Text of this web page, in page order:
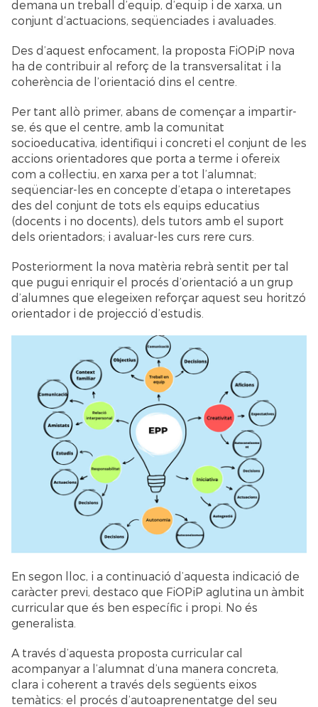
demana un treball d’equip, d’equip i de xarxa, un
conjunt d’actuacions, seqüenciades i avaluades.
Des d’aquest enfocament, la proposta FiOPiP nova
ha de contribuir al reforç de la transversalitat i la
coherència de l’orientació dins el centre.
Per tant allò primer, abans de començar a impartir-
se, és que el centre, amb la comunitat
socioeducativa, identifiqui i concreti el conjunt de les
accions orientadores que porta a terme i ofereix
com a col·lectiu, en xarxa per a tot l’alumnat;
seqüenciar-les en concepte d’etapa o interetapes
des del conjunt de tots els equips educatius
(docents i no docents), dels tutors amb el suport
dels orientadors; i avaluar-les curs rere curs.
Posteriorment la nova matèria rebrà sentit per tal
que pugui enriquir el procés d’orientació a un grup
d’alumnes que elegeixen reforçar aquest seu horitzó
orientador i de projecció d’estudis.
En segon lloc, i a continuació d’aquesta indicació de
caràcter previ, destaco que FiOPiP aglutina un àmbit
curricular que és ben específic i propi. No és
generalista.
A través d’aquesta proposta curricular cal
acompanyar a l’alumnat d’una manera concreta,
clara i coherent a través dels següents eixos
temàtics: el procés d’autoaprenentatge del seu